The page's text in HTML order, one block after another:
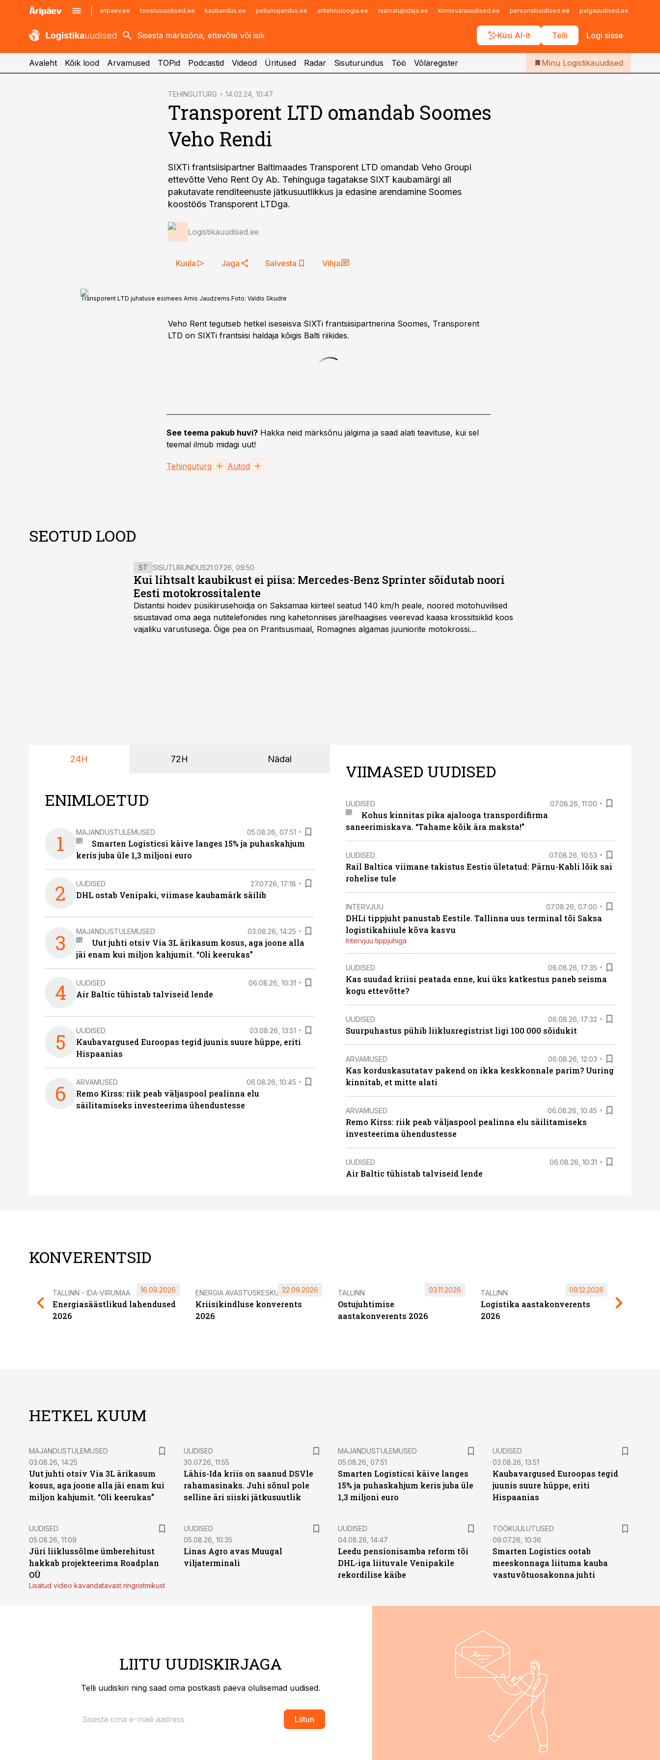
aripaev.ee toostusuudised.ee kaubandus.ee pollumajandus.ee aritehnoloogia.ee raamatupidaja.ee kinnisvarauudised.ee personaliuudised.ee palgauudised.ee
Küsi AI-lt Telli Logi sisse
kaubandus.ee
kinnisvarauudised.ee
imelineajalugu.ee
Infopank
Iseteenindus
Telli Logistikauudised
Avaleht Kõik lood Arvamused TOPid Podcastid Videod Üritused Radar Sisuturundus Töö Võlaregister Minu Logistikauudised
TEHINGUTURG 14.02.24, 10:47
Transporent LTD omandab Soomes
Veho Rendi
SIXTi frantsiisipartner Baltimaades Transporent LTD omandab Veho Groupi
ettevõtte Veho Rent Oy Ab. Tehinguga tagatakse SIXT kaubamärgi all
pakutavate renditeenuste jätkusuutlikkus ja edasine arendamine Soomes
koostöös Transporent LTDga.
Logistikauudised.ee
Kuula Jaga Salvesta Vihja
Transporent LTD juhatuse esimees Arnis Jaudzems.Foto: Valdis Skudre
Veho Rent tegutseb hetkel iseseisva SIXTi frantsiisipartnerina Soomes, Transporent
LTD on SIXTi frantsiisi haldaja kõigis Balti riikides.
See teema pakub huvi? Hakka neid märksõnu jälgima ja saad alati teavituse, kui sel
teemal ilmub midagi uut!
Tehinguturg Autod
SEOTUD LOOD
ST SISUTURUNDUS21.07.26, 09:50
Kui lihtsalt kaubikust ei piisa: Mercedes-Benz Sprinter sõidutab noori
Eesti motokrossitalente
Distantsi hoidev püsikiirusehoidja on Saksamaa kiirteel seatud 140 km/h peale, noored motohuvilised
sisustavad oma aega nutitelefonides ning kahetonnises järelhaagises veerevad kaasa krossitsiklid koos
vajaliku varustusega. Õige pea on Prantsusmaal, Romagnes algamas juuniorite motokrossi
24H 72H Nädal
ENIMLOETUD
1 MAJANDUSTULEMUSED 05.08.26, 07:51
Smarten Logisticsi käive langes 15% ja puhaskahjum
keris juba üle 1,3 miljoni euro
2 UUDISED 27.07.26, 17:18
DHL ostab Venipaki, viimase kaubamärk säilib
3 MAJANDUSTULEMUSED 03.08.26, 14:25
Uut juhti otsiv Via 3L ärikasum kosus, aga joone alla
jäi enam kui miljon kahjumit. “Oli keerukas”
4 UUDISED 06.08.26, 10:31
Air Baltic tühistab talviseid lende
5 UUDISED 03.08.26, 13:51
Kaubavargused Euroopas tegid juunis suure hüppe, eriti
Hispaanias
6 ARVAMUSED 06.08.26, 10:45
Remo Kirss: riik peab väljaspool pealinna elu
säilitamiseks investeerima ühendustesse
VIIMASED UUDISED
UUDISED 07.08.26, 11:00
Kohus kinnitas pika ajalooga transpordifirma
saneerimiskava. “Tahame kõik ära maksta!”
UUDISED 07.08.26, 10:53
Rail Baltica viimane takistus Eestis ületatud: Pärnu-Kabli lõik sai
rohelise tule
INTERVJUU 07.08.26, 07:00
DHLi tippjuht panustab Eestile. Tallinna uus terminal tõi Saksa
logistikahiiule kõva kasvu
Intervjuu tippjuhiga
UUDISED 06.08.26, 17:35
Kas suudad kriisi peatada enne, kui üks katkestus paneb seisma
kogu ettevõtte?
UUDISED 06.08.26, 17:32
Suurpuhastus pühib liiklusregistrist ligi 100 000 sõidukit
ARVAMUSED 06.08.26, 12:03
Kas korduskasutatav pakend on ikka keskkonnale parim? Uuring
kinnitab, et mitte alati
ARVAMUSED 06.08.26, 10:45
Remo Kirss: riik peab väljaspool pealinna elu säilitamiseks
investeerima ühendustesse
UUDISED 06.08.26, 10:31
Air Baltic tühistab talviseid lende
KONVERENTSID
TALLINN - IDA-VIRUMAA
Energiasäästlikud lahendused
2026
16.09.2026 ENERGIA AVASTUSKESKUS
Kriisikindluse konverents
2026
22.09.2026 TALLINN
Ostujuhtimise
aastakonverents 2026
03.11.2026 TALLINN
Logistika aastakonverents
2026
09.12.2026
HETKEL KUUM
MAJANDUSTULEMUSED
03.08.26, 14:25
Uut juhti otsiv Via 3L ärikasum
kosus, aga joone alla jäi enam kui
miljon kahjumit. “Oli keerukas”
UUDISED
30.07.26, 11:55
Lähis-Ida kriis on saanud DSVle
rahamasinaks. Juhi sõnul pole
selline äri siiski jätkusuutlik
MAJANDUSTULEMUSED
05.08.26, 07:51
Smarten Logisticsi käive langes
15% ja puhaskahjum keris juba üle
1,3 miljoni euro
UUDISED
03.08.26, 13:51
Kaubavargused Euroopas tegid
juunis suure hüppe, eriti
Hispaanias
UUDISED
05.08.26, 11:09
Jüri liiklussõlme ümberehitust
hakkab projekteerima Roadplan
OÜ
Lisatud video kavandatavast ringristmikust
UUDISED
05.08.26, 10:35
Linas Agro avas Muugal
viljaterminali
UUDISED
04.08.26, 14:47
Leedu pensionisamba reform tõi
DHL-iga liituvale Venipakile
rekordilise käibe
ST
TÖÖKUULUTUSED
09.07.26, 10:36
Smarten Logistics ootab
meeskonnaga liituma kauba
vastuvõtuosakonna juhti
LIITU UUDISKIRJAGA
Telli uudiskiri ning saad oma postkasti päeva olulisemad uudised.
Liitun